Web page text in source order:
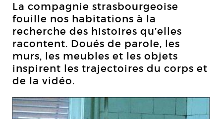
La compagnie strasbourgeoise
fouille nos habitations à la
recherche des histoires qu’elles
racontent. Doués de parole, les
murs, les meubles et les objets
inspirent les trajectoires du corps et
de la vidéo.